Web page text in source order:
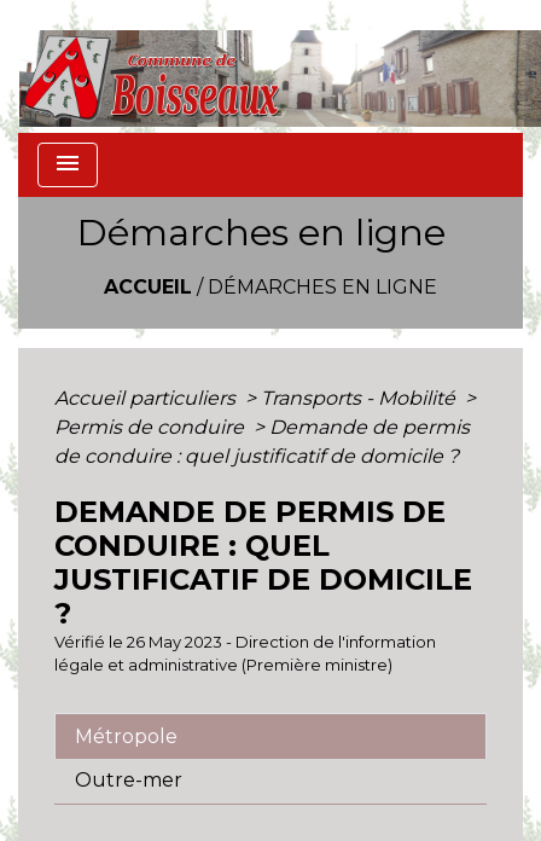
menu
Démarches en ligne
ACCUEIL / DÉMARCHES EN LIGNE
Accueil particuliers > Transports - Mobilité >
Permis de conduire > Demande de permis
de conduire : quel justificatif de domicile ?
DEMANDE DE PERMIS DE
CONDUIRE : QUEL
JUSTIFICATIF DE DOMICILE
?
Vérifié le 26 May 2023 - Direction de l'information
légale et administrative (Première ministre)
Métropole
Outre-mer